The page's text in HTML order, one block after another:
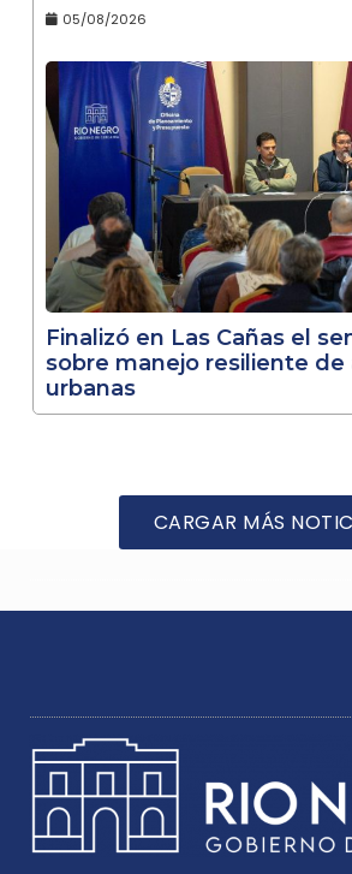
05/08/2026
Finalizó en Las Cañas el
sobre manejo resiliente de
urbanas
CARGAR MÁS